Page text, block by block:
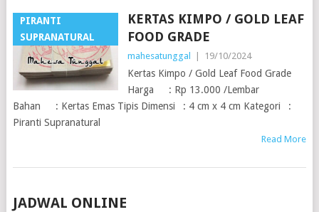
PIRANTI
SUPRANATURAL
KERTAS KIMPO / GOLD LEAF
FOOD GRADE
mahesatunggal | 19/10/2024
Kertas Kimpo / Gold Leaf Food Grade
Harga : Rp 13.000 /Lembar
Bahan : Kertas Emas Tipis Dimensi : 4 cm x 4 cm Kategori :
Piranti Supranatural
Read More
POSTS
JADWAL ONLINE